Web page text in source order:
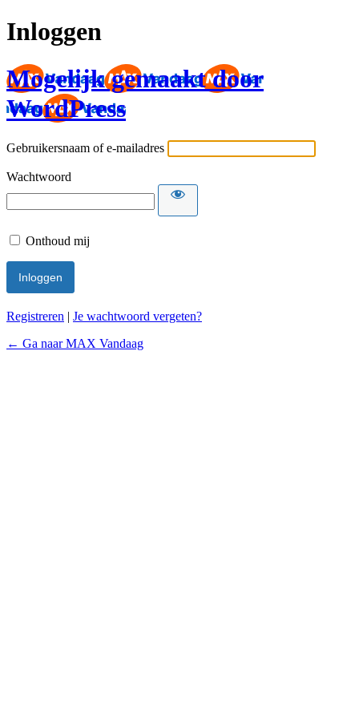
Inloggen
Mogelijk gemaakt door
WordPress
Gebruikersnaam of e-mailadres
Wachtwoord
Onthoud mij
Registreren | Je wachtwoord vergeten?
← Ga naar MAX Vandaag